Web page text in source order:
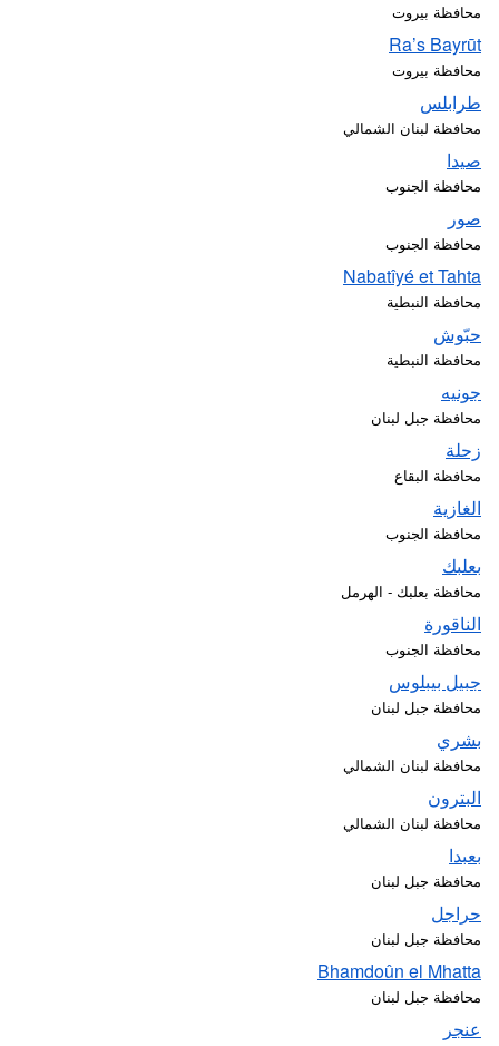
محافظة بيروت
Ra’s Bayrūt
محافظة بيروت
طرابلس
محافظة لبنان الشمالي
صيدا
محافظة الجنوب
صور
محافظة الجنوب
Nabatîyé et Tahta
محافظة النبطية
حبّوش
محافظة النبطية
جونيه
محافظة جبل لبنان
زحلة
محافظة البقاع
الغازية
محافظة الجنوب
بعلبك
محافظة بعلبك - الهرمل
الناقورة
محافظة الجنوب
جبيل بيبلوس
محافظة جبل لبنان
بشري
محافظة لبنان الشمالي
البترون
محافظة لبنان الشمالي
بعبدا
محافظة جبل لبنان
حراجل
محافظة جبل لبنان
Bhamdoûn el Mhatta
محافظة جبل لبنان
عنجر